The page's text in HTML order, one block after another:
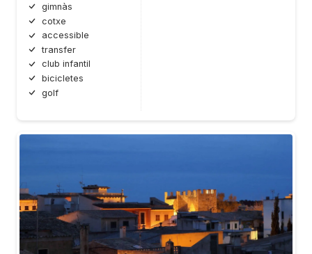
gimnàs
cotxe
accessible
transfer
club infantil
bicicletes
golf